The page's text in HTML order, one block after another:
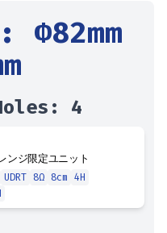
Φ82mm
4
ンジ限定ユニット
UDRT 8Ω 8cm
4H